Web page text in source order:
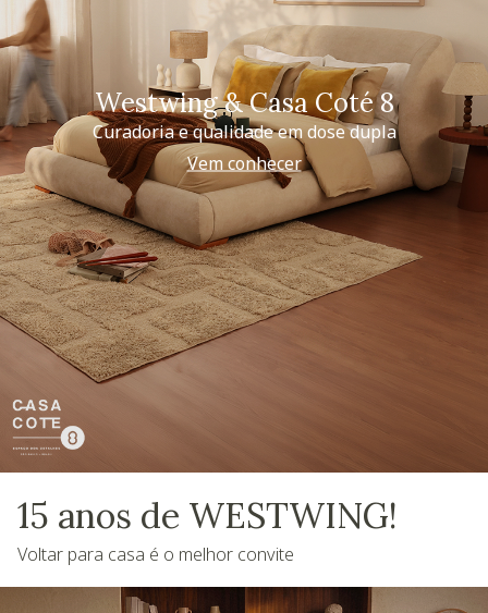
Westwing & Casa Coté 8
Curadoria e qualidade em dose dupla
Vem conhecer
15 anos de WESTWING!
Voltar para casa é o melhor convite